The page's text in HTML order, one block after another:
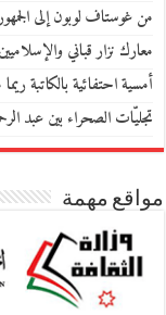
من غوستاف لوبون إلى
معارك نزار قباني والإسلاميين
أمسية احتفائية بالكاتبة
تجليّات الصحراء بين عبد
مواقع مهمة